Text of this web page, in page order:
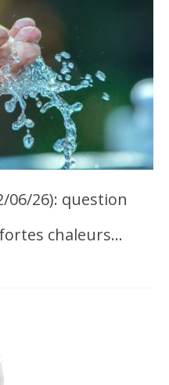
06/26): question
chaleurs…